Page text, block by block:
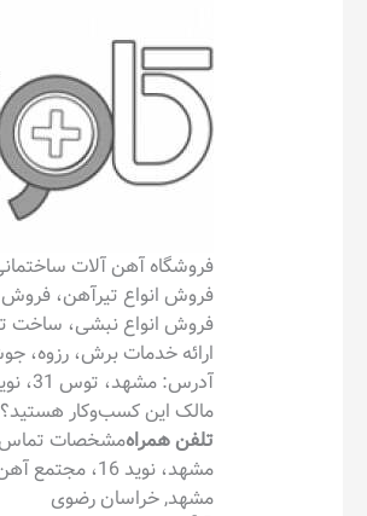
فروشگاه آهن آلات
فروش انواع تیرآهن، فروش انواع
فروش انواع نبشی، ساخت
ارائه خدمات برش، رزوه،
آدرس: مشهد، توس 31، نوید 16، مجتمع آهن رضا
مالک این کسب‌وکار هستید؟
تلفن همراهمشخصات تماس
مشهد، نوید 16، مجتمع آهن رضا
مشهد,خراسان رضوی